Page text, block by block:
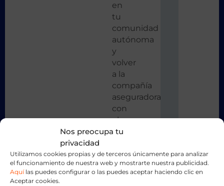
Nos preocupa tu
privacidad
Utilizamos cookies propias y de terceros únicamente para analizar
el funcionamiento de nuestra web y mostrarte nuestra publicidad.
Aquílas puedes configurar o las puedes aceptar haciendo clic en
Aceptar cookies.
en
tu
comunidad
autónoma
y
volver
a la
compañía
aseguradora
con
el
pagado.
ese
momento